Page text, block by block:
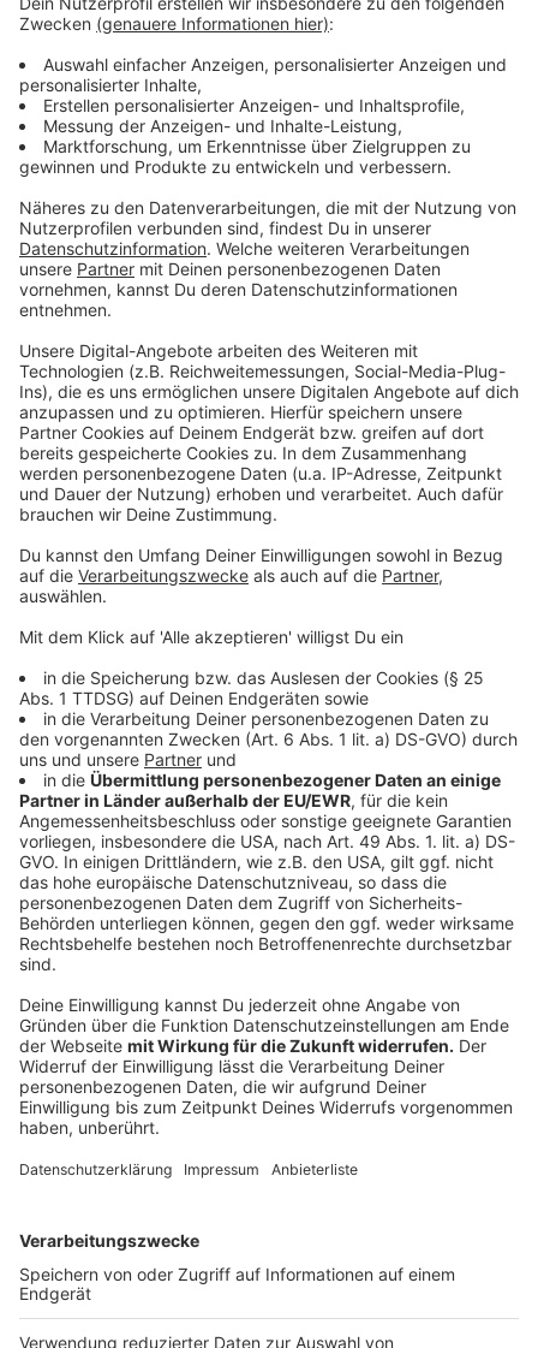
und in Richtung Erkrath S ab der Haltestelle „Theodor-
Storm-Straße“.
• Die Haltestellen „Millrather Weg“ und
„Neuenhausplatz, Steig 3“, in Richtung Erkrath-Millrath
und Hilden, werden an die Haltestelle
„Neuenhausplatz, Steig 1“ verlegt.
• In Richtung Erkrath S werden die Haltestellen
„Millrather Weg“ und Neuenhausplatz, Steig 4“, an die
Linien 735, 737 und NE6
Die Busse fahren in Richtung Neuenhausplatz eine
Umleitung ab der Haltestelle „Rohrsmühle“ und in
Richtung Düsseldorf ab der Haltestelle
„Neuenhausplatz, Steig 2“.
„Millrather Weg“ werden in Richtung Düsseldorf an die
Haltestelle „Neuenhausplatz, Steig 2“ verlegt.
Linie 781
Die Busse fahren in Richtung Neuenhausplatz eine
Umleitung ab der Haltestelle „Zum Großen Holz“. Die
Haltestelle „Millrather Weg“ entfällt.
Information
Aushänge an den betroffenen Haltestellen und
Durchsagen in den Bussen informieren die Fahrgäste
über die Änderungen. Durch die Umleitungen kann es
zu Wartezeiten und Verzögerungen kommen. Die
Anzeige